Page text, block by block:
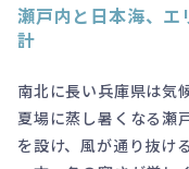
瀬戸内と日本海、
計
南北に長い兵庫県は気
夏場に蒸し暑くなる瀬
を設け、風が通り抜け